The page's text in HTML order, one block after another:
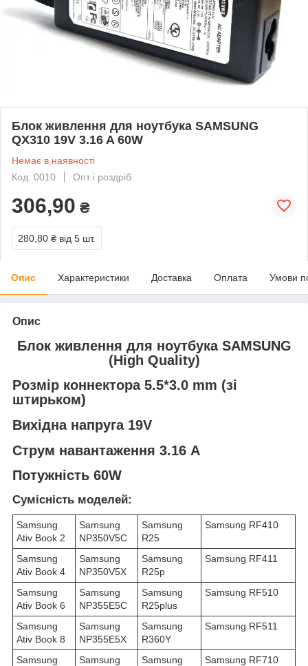
Блок живлення для ноутбука SAMSUNG
QX310 19V 3.16 A 60W
Немає в наявності
Код: 0010
Опт і роздріб
306,90 ₴
280,80 ₴ від 5 шт.
Опис Характеристики Доставка Оплата Умови
Опис
Блок живлення для ноутбука SAMSUNG
(High Quality)
Розмір коннектора 5.5*3.0 mm (зі
штирьком)
Вихідна напруга 19V
Струм навантаження 3.16 А
Потужність 60W
Сумісність моделей:
Samsung
Ativ Book 2
Samsung
NP350V5C
Samsung
R25
Samsung RF410
Samsung
Ativ Book 4
Samsung
NP350V5X
Samsung
R25p
Samsung RF411
Samsung
Ativ Book 6
Samsung
NP355E5C
Samsung
R25plus
Samsung RF510
Samsung
Ativ Book 8
Samsung
NP355E5X
Samsung
R360Y
Samsung RF511
Samsung
Samsung
Samsung
Samsung RF710